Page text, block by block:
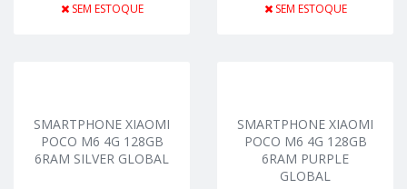
SEM ESTOQUE SEM ESTOQUE
SMARTPHONE XIAOMI
POCO M6 4G 128GB
6RAM SILVER GLOBAL
SMARTPHONE XIAOMI
POCO M6 4G 128GB
6RAM PURPLE
GLOBAL